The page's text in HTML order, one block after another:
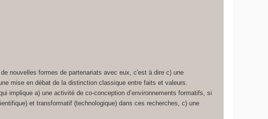
nouvelles formes de partenariats avec eux, c'est à dire c) une
mise en débat de la distinction classique entre faits et valeurs.
implique a) une activité de co-conception d’environnements formatifs, si
et transformatif (technologique) dans ces recherches, c) une